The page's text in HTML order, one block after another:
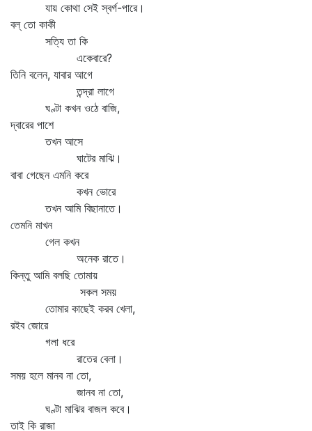
যায় কোথা সেই স্বর্গ-পারে।
বল্‌ তো কাকী
সত্যি তা কি
একেবারে?
তিনি বলেন, যাবার আগে
তন্দ্রা লাগে
ঘণ্টা কখন ওঠে বাজি,
দ্বারের পাশে
তখন আসে
ঘাটের মাঝি।
বাবা গেছেন এমনি করে
কখন ভোরে
তখন আমি বিছানাতে।
তেমনি মাখন
গেল কখন
অনেক রাতে।
কিন্তু আমি বলছি তোমায়
সকল সময়
তোমার কাছেই করব খেলা,
রইব জোরে
গলা ধরে
রাতের বেলা।
সময় হলে মানব না তো,
জানব না তো,
ঘণ্টা মাঝির বাজল কবে।
তাই কি রাজা